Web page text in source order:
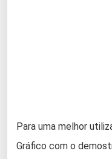
Para uma melhor
Gráfico com o